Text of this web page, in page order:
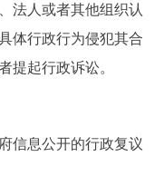
人或者其他组织认
体行政行为侵犯其合
提起行政诉讼。
息公开的行政复议